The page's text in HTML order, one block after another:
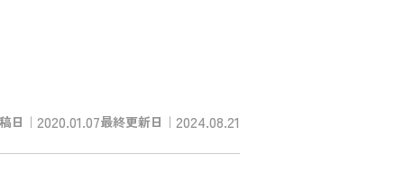
日｜ 2020.01.07最終更新日｜ 2024.08.21